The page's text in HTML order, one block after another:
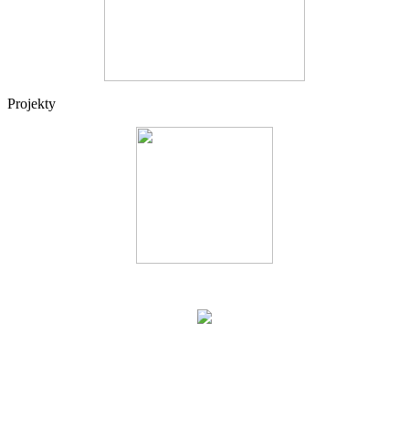
Projekty